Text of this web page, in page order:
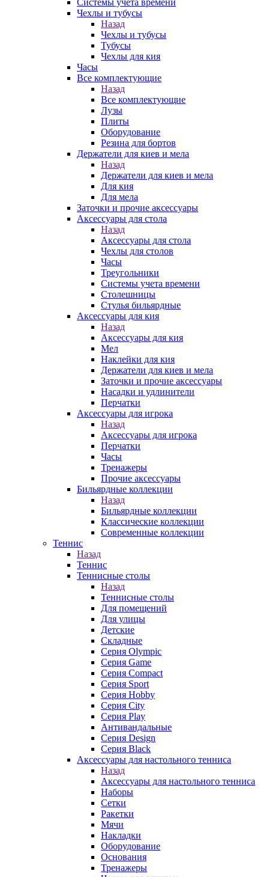
Системы учета времени
Чехлы и тубусы
Назад
Чехлы и тубусы
Тубусы
Чехлы для кия
Часы
Все комплектующие
Назад
Все комплектующие
Лузы
Плиты
Оборудование
Резина для бортов
Держатели для киев и мела
Назад
Держатели для киев и мела
Для кия
Для мела
Заточки и прочие аксессуары
Аксессуары для стола
Назад
Аксессуары для стола
Чехлы для столов
Часы
Треугольники
Системы учета времени
Столешницы
Стулья бильярдные
Аксессуары для кия
Назад
Аксессуары для кия
Мел
Наклейки для кия
Держатели для киев и мела
Заточки и прочие аксессуары
Насадки и удлинители
Перчатки
Аксессуары для игрока
Назад
Аксессуары для игрока
Перчатки
Часы
Тренажеры
Прочие аксессуары
Бильярдные коллекции
Назад
Бильярдные коллекции
Классические коллекции
Современные коллекции
Теннис
Назад
Теннис
Теннисные столы
Назад
Теннисные столы
Для помещений
Для улицы
Детские
Складные
Серия Olympic
Серия Game
Серия Compact
Серия Sport
Серия Hobby
Серия City
Серия Play
Антивандальные
Серия Design
Серия Black
Аксессуары для настольного тенниса
Назад
Аксессуары для настольного тенниса
Наборы
Сетки
Ракетки
Мячи
Накладки
Оборудование
Основания
Тренажеры